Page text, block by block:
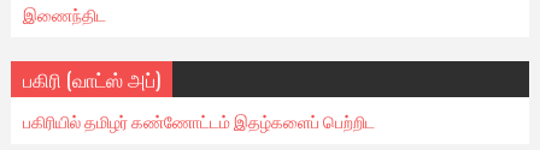
இணைந்திட
பகிரி (வாட்ஸ் அப்)
பகிரியில் தமிழர் கண்ணோட்டம் இதழ்களைப் பெற்றிட